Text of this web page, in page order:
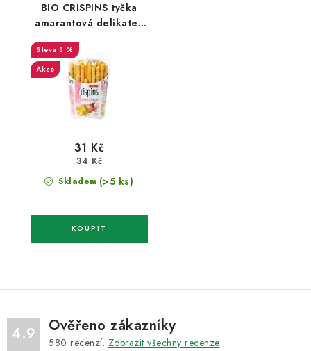
BIO CRISPINS tyčka
amarantová delikates
8 %
Akce
Skladem (>5 ks)
31 Kč
34 Kč
4.9 Ověřeno zákazníky
580 recenzí. Zobrazit všechny recenze